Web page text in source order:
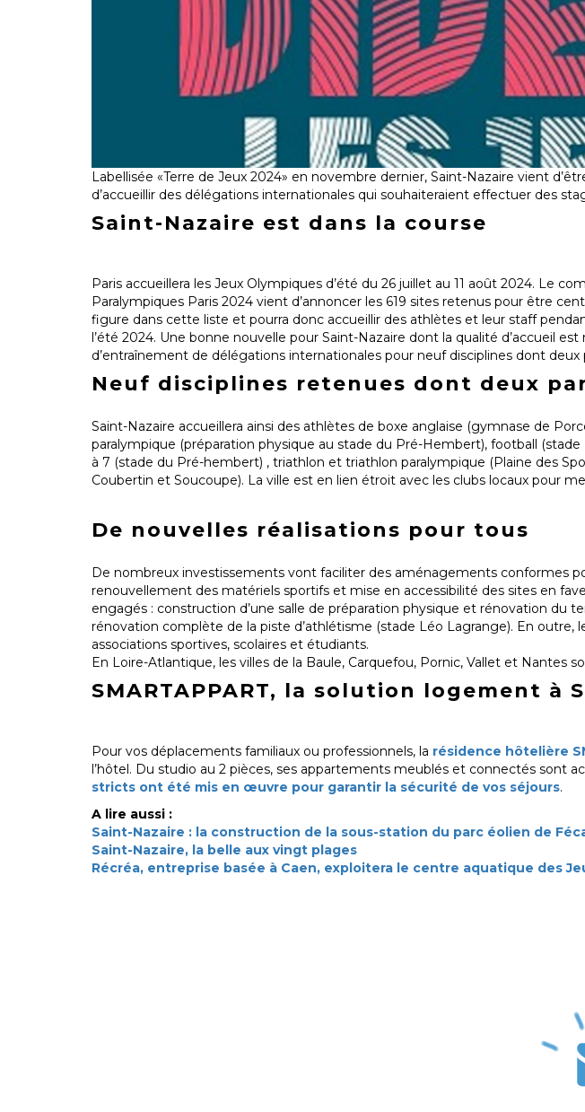
Labellisée «Terre de Jeux 2024» en novembre dernier, Saint-Nazaire vient
d’accueillir des délégations internationales qui souhaiteraient effectuer des
Saint-Nazaire est dans la course
Paris accueillera les Jeux Olympiques d’été du 26 juillet au 11 août 2024. Le
Paralympiques Paris 2024 vient d’annoncer les 619 sites retenus pour être
figure dans cette liste et pourra donc accueillir des athlètes et leur staff
l’été 2024. Une bonne nouvelle pour Saint-Nazaire dont la qualité d’accueil
d’entraînement de délégations internationales pour neuf disciplines dont deux
Neuf disciplines retenues dont deux
Saint-Nazaire accueillera ainsi des athlètes de boxe anglaise (gymnase de
paralympique (préparation physique au stade du Pré-Hembert), football
à 7 (stade du Pré-hembert) , triathlon et triathlon paralympique (Plaine des
Coubertin et Soucoupe). La ville est en lien étroit avec les clubs locaux pour
De nouvelles réalisations pour tous
De nombreux investissements vont faciliter des aménagements conformes
renouvellement des matériels sportifs et mise en accessibilité des sites en
engagés : construction d’une salle de préparation physique et rénovation du
rénovation complète de la piste d’athlétisme (stade Léo Lagrange). En
associations sportives, scolaires et étudiants.
En Loire-Atlantique, les villes de la Baule, Carquefou, Pornic, Vallet et Nantes
SMARTAPPART, la solution logement à
Pour vos déplacements familiaux ou professionnels, la résidence hôtelière
l’hôtel. Du studio au 2 pièces, ses appartements meublés et connectés sont
stricts ont été mis en œuvre pour garantir la sécurité de vos séjours.
A lire aussi :
Saint-Nazaire : la construction de la sous-station du parc éolien de
Saint-Nazaire, la belle aux vingt plages
Récréa, entreprise basée à Caen, exploitera le centre aquatique des